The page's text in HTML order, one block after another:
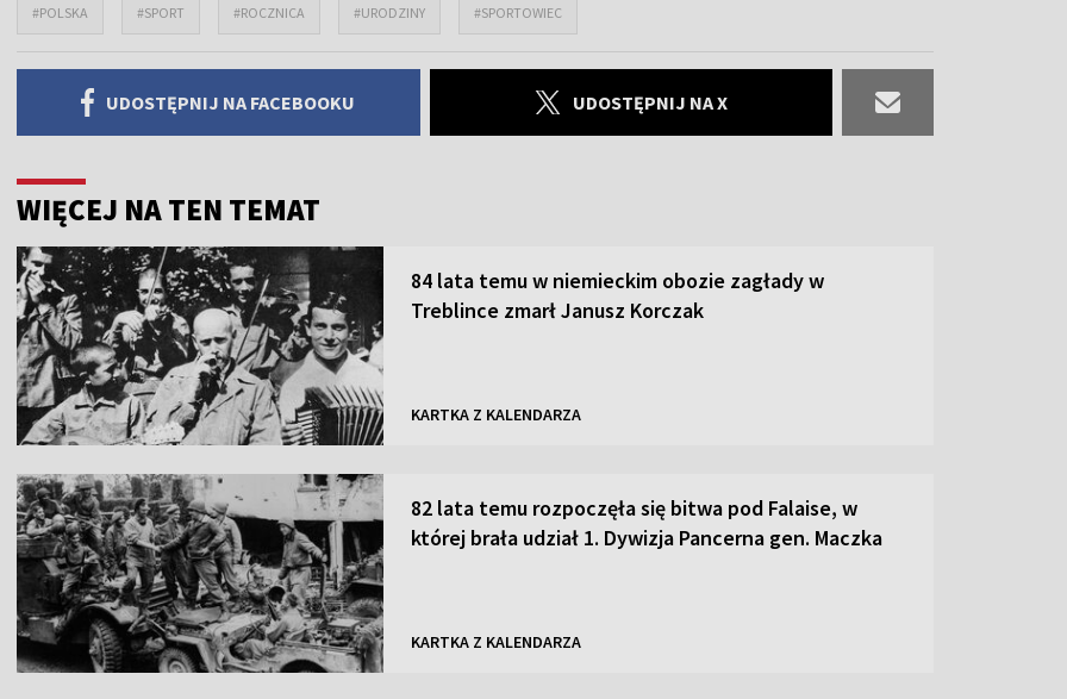
#POLSKA #SPORT #ROCZNICA #URODZINY #SPORTOWIEC
UDOSTĘPNIJ NA FACEBOOKU UDOSTĘPNIJ NA X
WIĘCEJ NA TEN TEMAT
84 lata temu w niemieckim obozie zagłady w
Treblince zmarł Janusz Korczak
KARTKA Z KALENDARZA
82 lata temu rozpoczęła się bitwa pod Falaise, w
której brała udział 1. Dywizja Pancerna gen. Maczka
KARTKA Z KALENDARZA